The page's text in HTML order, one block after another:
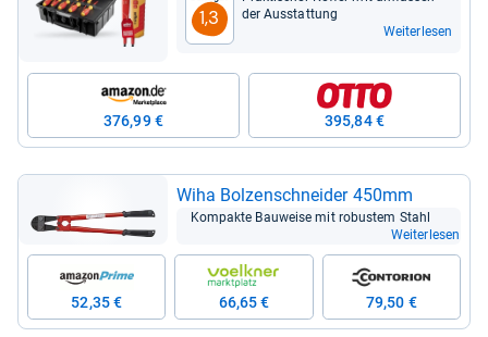
1,3
der Aus­stat­tung
Weiterlesen
376,99 € 395,84 €
Wiha Bol­zen­schnei­der 450mm
Kom­pakte Bau­weise mit robus­tem Stahl
Weiterlesen
52,35 € 66,65 € 79,50 €